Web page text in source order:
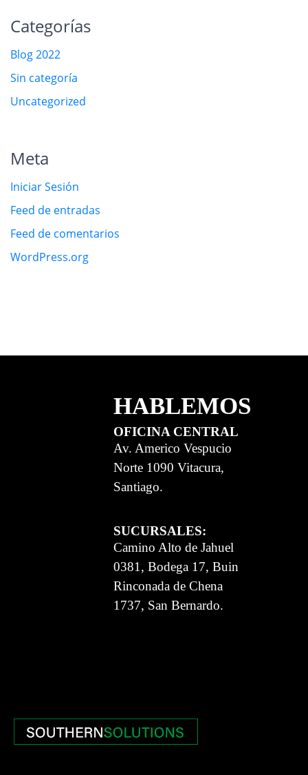
Categorías
Blog 2022
Sin categoría
Uncategorized
Meta
Iniciar Sesión
Feed de entradas
Feed de comentarios
WordPress.org
HABLEMOS
OFICINA CENTRAL
Av. Americo Vespucio
Norte 1090 Vitacura,
Santiago.
SUCURSALES:
Camino Alto de Jahuel
0381, Bodega 17, Buin
Rinconada de Chena
1737, San Bernardo.